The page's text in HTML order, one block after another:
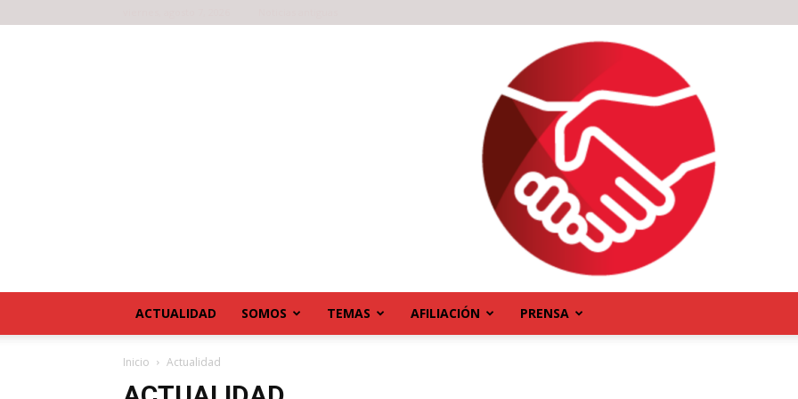
ACTUALIDAD SOMOS TEMAS AFILIACIÓN PRENSA
Inicio Actualidad